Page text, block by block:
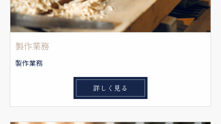
製作業務
製作業務
詳しく見る